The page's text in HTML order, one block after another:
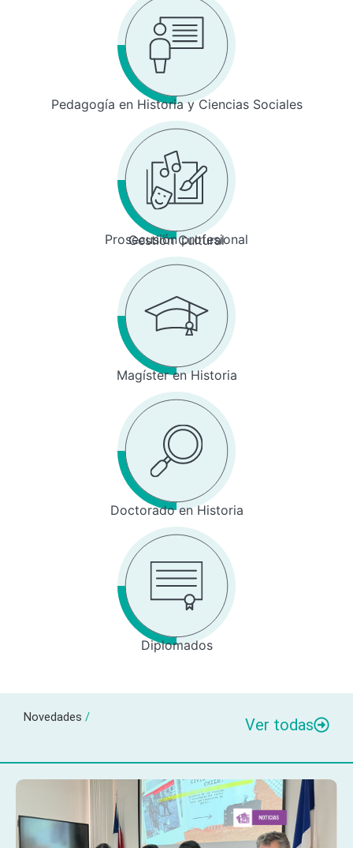
Pedagogía en Historia y Ciencias Sociales
Prosecusión profesional
Gestión Cultural
Magíster en Historia
Doctorado en Historia
Diplomados
Novedades / Ver todas